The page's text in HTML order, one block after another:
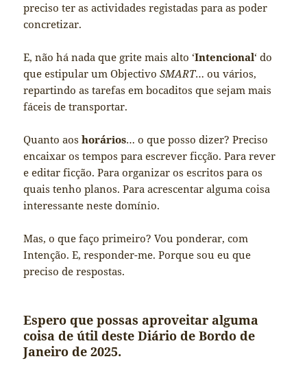
preciso ter as actividades registadas para as poder
concretizar.
E, não há nada que grite mais alto ‘Intencional‘ do
que estipular um ObjectivoSMART… ou vários,
repartindo as tarefas em bocaditos que sejam mais
fáceis de transportar.
Quanto aoshorários… o que posso dizer? Preciso
encaixar os tempos para escrever ficção. Para rever
e editar ficção. Para organizar os escritos para os
quais tenho planos. Para acrescentar alguma coisa
interessante neste domínio.
Mas, o que faço primeiro? Vou ponderar, com
Intenção. E, responder-me. Porque sou eu que
preciso de respostas.
Espero que possas aproveitar alguma
coisa de útil deste Diário de Bordo de
Janeiro de 2025.